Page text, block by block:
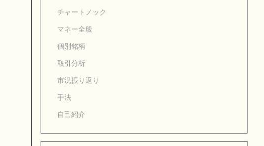
チャートノック
マネー全般
個別銘柄
取引分析
市況振り返り
手法
自己紹介